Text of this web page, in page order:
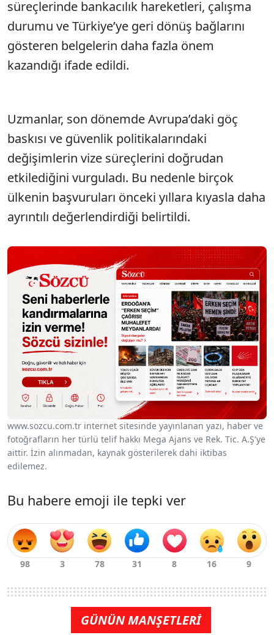
süreçlerinde bankacılık hareketleri, çalışma
durumu ve Türkiye’ye geri dönüş bağlarını
gösteren belgelerin daha fazla önem
kazandığı ifade edildi.
Uzmanlar, son dönemde Avrupa’daki göç
baskısı ve güvenlik politikalarındaki
değişimlerin vize süreçlerini doğrudan
etkilediğini vurguladı. Bu nedenle birçok
ülkenin başvuruları önceki yıllara kıyasla daha
ayrıntılı değerlendirdiği belirtildi.
www.sozcu.com.tr internet sitesinde yayınlanan yazı, haber ve
fotoğrafların her türlü telif hakkı Mega Ajans ve Rek. Tic. A.Ş'ye
aittir. İzin alınmadan, kaynak gösterilerek dahi iktibas
edilemez.
Bu habere emoji ile tepki ver
GÜNÜN MANŞETLERİ